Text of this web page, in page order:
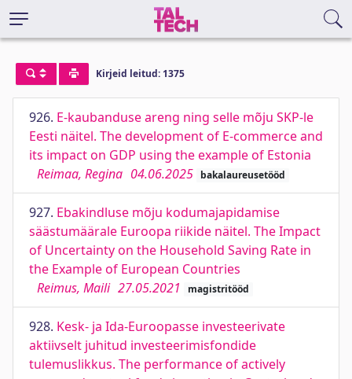
Kirjeid leitud: 1375
926. E-kaubanduse areng ning selle mõju SKP-le
Eesti näitel. The development of E-commerce and
its impact on GDP using the example of Estonia
Reimaa, Regina 04.06.2025 bakalaureusetööd
927. Ebakindluse mõju kodumajapidamise
säästumäärale Euroopa riikide näitel. The Impact
of Uncertainty on the Household Saving Rate in
the Example of European Countries
Reimus, Maili 27.05.2021 magistritööd
928. Kesk- ja Ida-Euroopasse investeerivate
aktiivselt juhitud investeerimisfondide
tulemuslikkus. The performance of actively